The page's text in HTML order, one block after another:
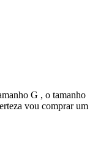
G , o tamanho
vou comprar um